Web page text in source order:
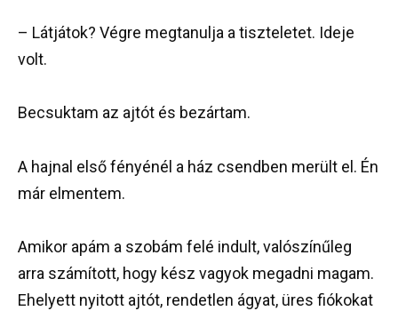
– Látjátok? Végre megtanulja a tiszteletet. Ideje
volt.
Becsuktam az ajtót és bezártam.
A hajnal első fényénél a ház csendben merült el. Én
már elmentem.
Amikor apám a szobám felé indult, valószínűleg
arra számított, hogy kész vagyok megadni magam.
Ehelyett nyitott ajtót, rendetlen ágyat, üres fiókokat